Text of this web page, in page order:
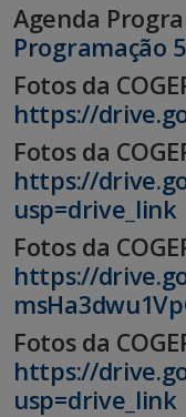
Agenda
Programação
Fotos da
https://
Fotos da
https://
usp=drive_link
Fotos da
https://
Fotos da
https://
usp=drive_link